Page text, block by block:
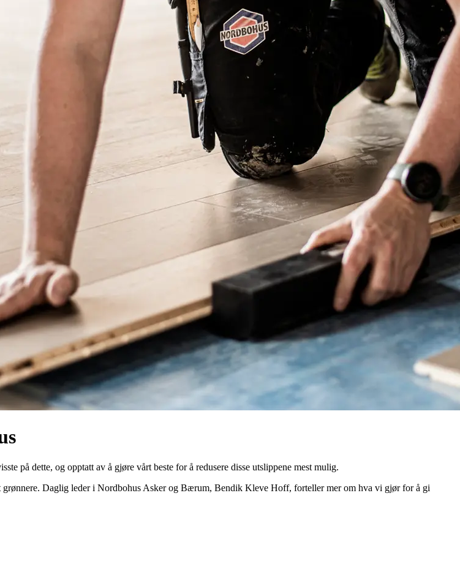
på dette, og opptatt av å gjøre vårt beste for å redusere disse utslippene mest mulig.
Daglig leder i Nordbohus Asker og Bærum, Bendik Kleve Hoff, forteller mer om hva vi gjør for å gi